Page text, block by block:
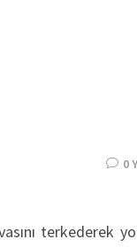
0
terkederek